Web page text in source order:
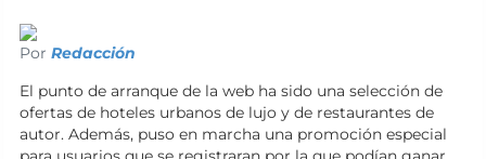
Por Redacción
El punto de arranque de la web ha sido una selección de
ofertas de hoteles urbanos de lujo y de restaurantes de
autor. Además, puso en marcha una promoción especial